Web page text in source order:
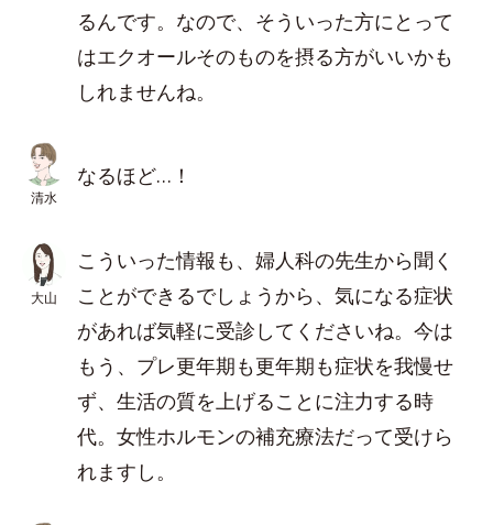
るんです。なので、そういった方にとって
はエクオールそのものを摂る方がいいかも
しれませんね。
清水
なるほど…！
大山
こういった情報も、婦人科の先生から聞く
ことができるでしょうから、気になる症状
があれば気軽に受診してくださいね。今は
もう、プレ更年期も更年期も症状を我慢せ
ず、生活の質を上げることに注力する時
代。女性ホルモンの補充療法だって受けら
れますし。